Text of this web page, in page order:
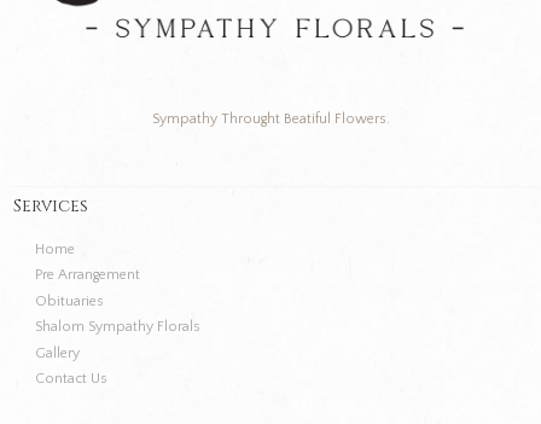
Sympathy Throught Beatiful Flowers.
Services
Home
Pre Arrangement
Obituaries
Shalom Sympathy Florals
Gallery
Contact Us